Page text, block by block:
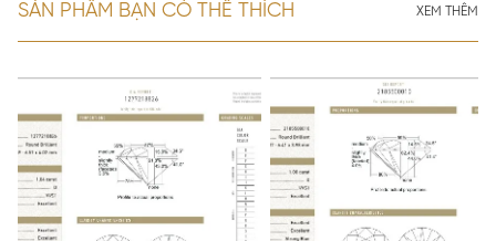
SẢN PHẨM BẠN CÓ THỂ THÍCH XEM THÊM